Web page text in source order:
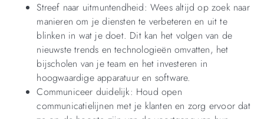
Streef naar uitmuntendheid: Wees altijd op zoek naar
manieren om je diensten te verbeteren en uit te
blinken in wat je doet. Dit kan het volgen van de
nieuwste trends en technologieën omvatten, het
bijscholen van je team en het investeren in
hoogwaardige apparatuur en software.
Communiceer duidelijk: Houd open
communicatielijnen met je klanten en zorg ervoor dat